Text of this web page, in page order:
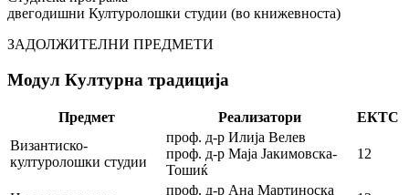
двегодишни Културолошки студии (во книжевноста)
ЗАДОЛЖИТЕЛНИ ПРЕДМЕТИ
Модул Културна традиција
Предмет Реализатори
ЕКТС
Византиско-
културолошки студии
проф. д-р Илија Велев
проф. д-р Маја Јакимовска-
Тошиќ
12
проф. д-р Ана Мартиноска